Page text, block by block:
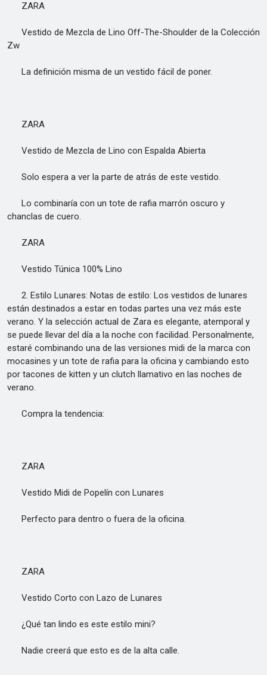
ZARA
Vestido de Mezcla de Lino Off-The-Shoulder de la Colección
Zw
La definición misma de un vestido fácil de poner.
ZARA
Vestido de Mezcla de Lino con Espalda Abierta
Solo espera a ver la parte de atrás de este vestido.
Lo combinaría con un tote de rafia marrón oscuro y
chanclas de cuero.
ZARA
Vestido Túnica 100% Lino
2. Estilo Lunares: Notas de estilo: Los vestidos de lunares
están destinados a estar en todas partes una vez más este
verano. Y la selección actual de Zara es elegante, atemporal y
se puede llevar del día a la noche con facilidad. Personalmente,
estaré combinando una de las versiones midi de la marca con
mocasines y un tote de rafia para la oficina y cambiando esto
por tacones de kitten y un clutch llamativo en las noches de
verano.
Compra la tendencia:
ZARA
Vestido Midi de Popelín con Lunares
Perfecto para dentro o fuera de la oficina.
ZARA
Vestido Corto con Lazo de Lunares
¿Qué tan lindo es este estilo mini?
Nadie creerá que esto es de la alta calle.